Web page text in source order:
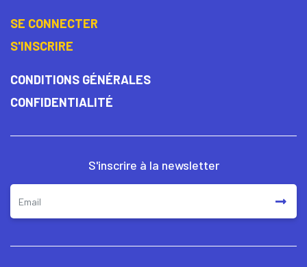
SE CONNECTER
S'INSCRIRE
CONDITIONS GÉNÉRALES
CONFIDENTIALITÉ
S'inscrire à la newsletter